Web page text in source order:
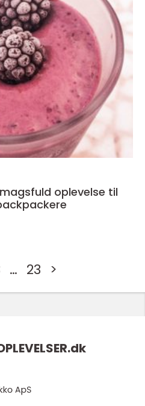
oplevelse til
… 23 >
dk